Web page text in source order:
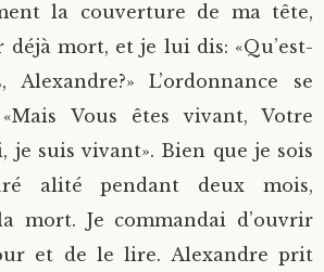
la couverture de ma tête,
déjà mort, et je lui dis: «Qu’est-
L’ordonnance se
Vous êtes vivant, Votre
je suis vivant». Bien que je sois
alité pendant deux mois,
mort. Je commandai d’ouvrir
et de le lire. Alexandre prit